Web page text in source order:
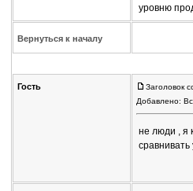
уровню
Вернуться к началу
Гость
Заголовок
Добавлено:
не люди , я